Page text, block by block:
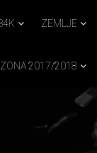
ZEMLJE
2017/2018